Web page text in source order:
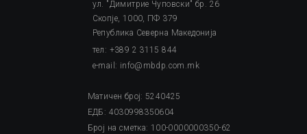
ул. "Димитрие Чуповски" бр. 26
Скопје, 1000, ПФ 379
Република Северна Македонија
тел: +389 2 3115 844
e-mail: info@mbdp.com.mk
Матичен број: 5240425
ЕДБ: 4030998350604
Број на сметка: 100-0000000350-62